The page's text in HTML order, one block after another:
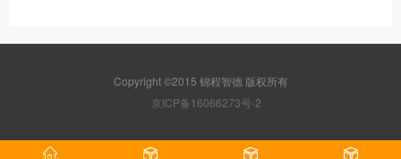
Copyright ©2015 锦程智德 版权所有
京ICP备16066273号-2